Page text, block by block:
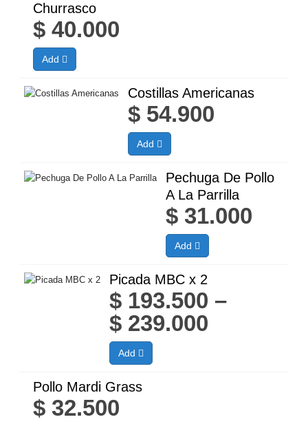
Churrasco
$ 40.000
Add
Costillas Americanas
$ 54.900
Add
Pechuga De Pollo
A La Parrilla
$ 31.000
Add
Picada MBC x 2
$ 193.500 –
$ 239.000
Add
Pollo Mardi Grass
$ 32.500